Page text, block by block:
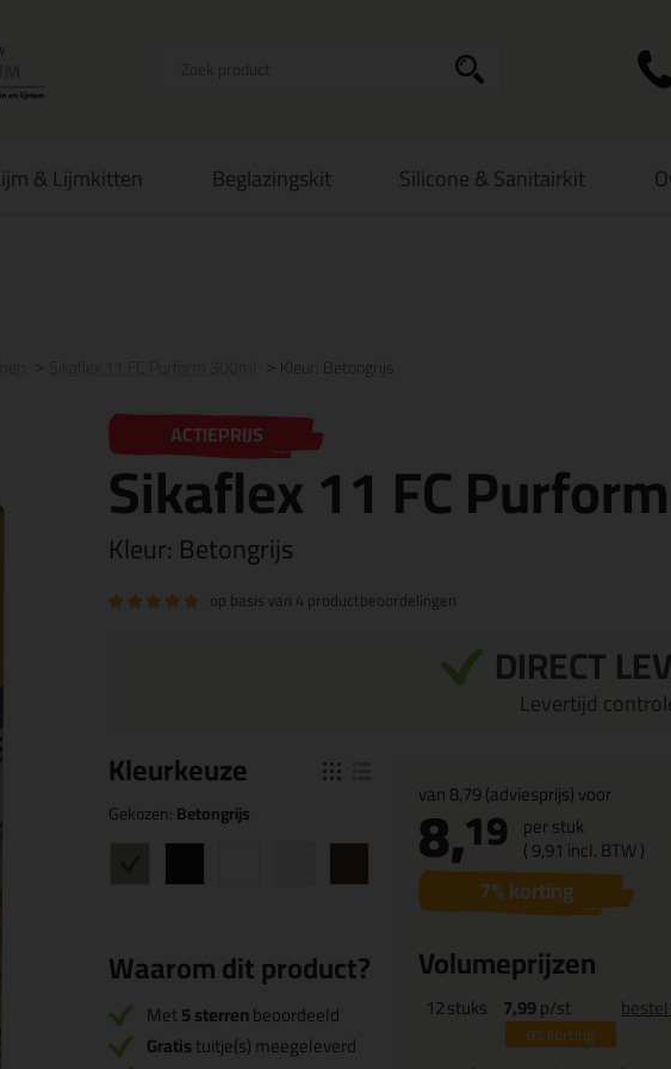
& Lijmkitten Beglazingskit Silicone & Sanitairkit
Kleur: Betongrijs
ACTIEPRIJS
Sikaflex 11 FC
Kleur: Betongrijs
op basis van 4 productbeoordelingen
DIRECT
Levertijd
Kleurkeuze
Gekozen:Betongrijs
Waarom dit product?
Met5 sterrenbeoordeeld
Gratistuitje(s) meegeleverd
van8,79(adviesprijs) voor
8,19 per stuk
(9,91 incl. BTW )
7% korting
Volumeprijzen
12stuks 7,99p/st
9%korting